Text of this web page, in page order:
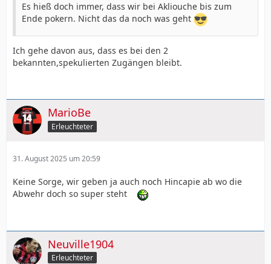
Es hieß doch immer, dass wir bei Akliouche bis zum
Ende pokern. Nicht das da noch was geht
Ich gehe davon aus, dass es bei den 2
bekannten,spekulierten Zugängen bleibt.
MarioBe
Erleuchteter
31. August 2025 um 20:59
Keine Sorge, wir geben ja auch noch Hincapie ab wo die
Abwehr doch so super steht
Neuville1904
Erleuchteter